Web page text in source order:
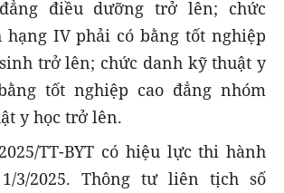
điều dưỡng trở lên; chức
hạng IV phải có bằng tốt nghiệp
trở lên; chức danh kỹ thuật y
tốt nghiệp cao đẳng nhóm
y học trở lên.
TT-BYT có hiệu lực thi hành
3/2025. Thông tư liên tịch số